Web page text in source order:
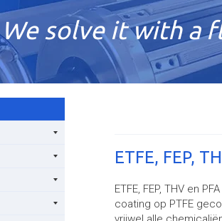
We solve it with a
ETFE, FEP,
ETFE, FEP, THV en
coating op PTFE